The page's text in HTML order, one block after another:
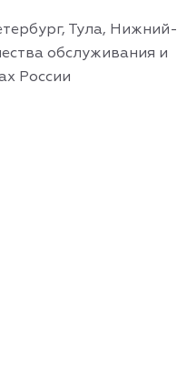
Тула, Нижний-
обслуживания и
России